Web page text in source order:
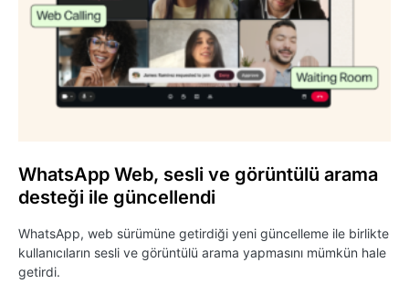
WhatsApp Web, sesli ve görüntülü arama
desteği ile güncellendi
WhatsApp, web sürümüne getirdiği yeni güncelleme ile birlikte
kullanıcıların sesli ve görüntülü arama yapmasını mümkün hale
getirdi.